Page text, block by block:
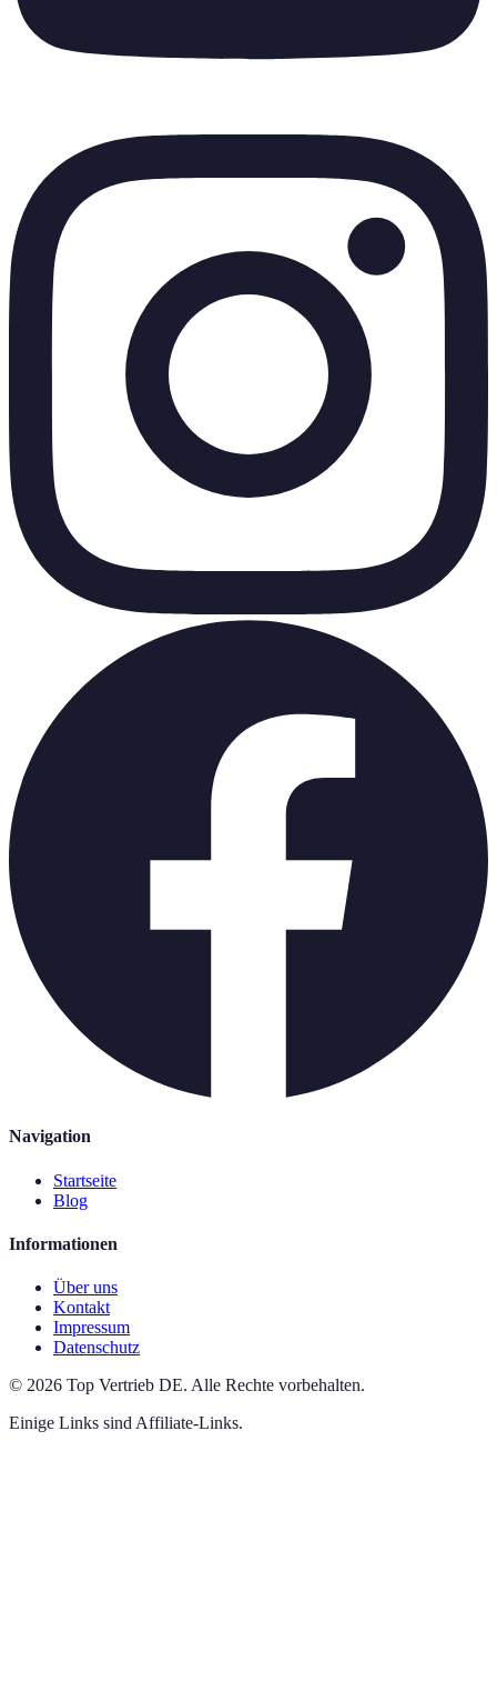
Navigation
Startseite
Blog
Informationen
Über uns
Kontakt
Impressum
Datenschutz
© 2026 Top Vertrieb DE. Alle Rechte vorbehalten.
Einige Links sind Affiliate-Links.